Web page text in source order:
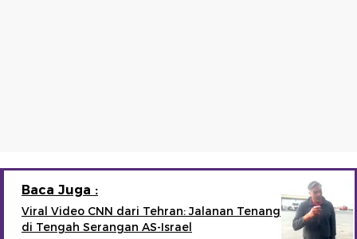
Baca Juga :
Viral Video CNN dari Tehran: Jalanan Tenang
di Tengah Serangan AS-Israel